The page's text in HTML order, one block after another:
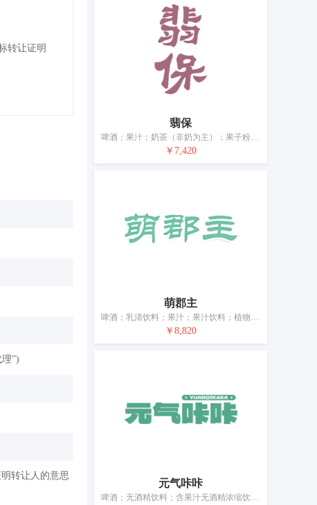
转让证明
”)
转让人的意思
翡保
啤酒；果汁；奶茶（非奶为主）；果子粉；乳酸饮料（果制品；非奶）；植物饮料；水（饮料）；等渗饮料；豆类饮料；饮料制作配料
￥7,420
萌郡主
啤酒；乳清饮料；果汁；果汁饮料；植物饮料；汽水（苏打水）；矿泉水（饮料）；纯净水（饮料）；能量饮料；豆类饮料
￥8,820
元气咔咔
啤酒；无酒精饮料；含果汁无酒精浓缩饮料；运动饮料；姜汁饮料；软饮料；植物饮料；矿泉水（饮料）；能量饮料；制作饮料用无酒精配料